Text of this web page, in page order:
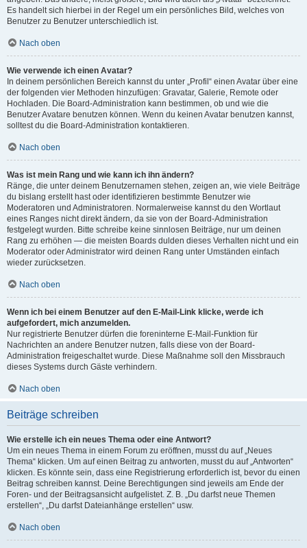
Es handelt sich hierbei in der Regel um ein persönliches Bild, welches von
Benutzer zu Benutzer unterschiedlich ist.
Nach oben
Wie verwende ich einen Avatar?
In deinem persönlichen Bereich kannst du unter „Profil“ einen Avatar über eine
der folgenden vier Methoden hinzufügen: Gravatar, Galerie, Remote oder
Hochladen. Die Board-Administration kann bestimmen, ob und wie die
Benutzer Avatare benutzen können. Wenn du keinen Avatar benutzen kannst,
solltest du die Board-Administration kontaktieren.
Nach oben
Was ist mein Rang und wie kann ich ihn ändern?
Ränge, die unter deinem Benutzernamen stehen, zeigen an, wie viele Beiträge
du bislang erstellt hast oder identifizieren bestimmte Benutzer wie
Moderatoren und Administratoren. Normalerweise kannst du den Wortlaut
eines Ranges nicht direkt ändern, da sie von der Board-Administration
festgelegt wurden. Bitte schreibe keine sinnlosen Beiträge, nur um deinen
Rang zu erhöhen — die meisten Boards dulden dieses Verhalten nicht und ein
Moderator oder Administrator wird deinen Rang unter Umständen einfach
wieder zurücksetzen.
Nach oben
Wenn ich bei einem Benutzer auf den E-Mail-Link klicke, werde ich
aufgefordert, mich anzumelden.
Nur registrierte Benutzer dürfen die foreninterne E-Mail-Funktion für
Nachrichten an andere Benutzer nutzen, falls diese von der Board-
Administration freigeschaltet wurde. Diese Maßnahme soll den Missbrauch
dieses Systems durch Gäste verhindern.
Nach oben
Beiträge schreiben
Wie erstelle ich ein neues Thema oder eine Antwort?
Um ein neues Thema in einem Forum zu eröffnen, musst du auf „Neues
Thema“ klicken. Um auf einen Beitrag zu antworten, musst du auf „Antworten“
klicken. Es könnte sein, dass eine Registrierung erforderlich ist, bevor du einen
Beitrag schreiben kannst. Deine Berechtigungen sind jeweils am Ende der
Foren- und der Beitragsansicht aufgelistet. Z. B. „Du darfst neue Themen
erstellen“, „Du darfst Dateianhänge erstellen“ usw.
Nach oben